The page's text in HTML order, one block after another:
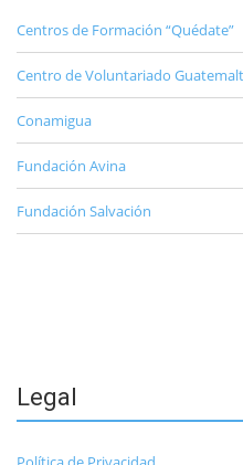
Centros de Formación “Quédate”
Centro de Voluntariado
Conamigua
Fundación Avina
Fundación Salvación
Legal